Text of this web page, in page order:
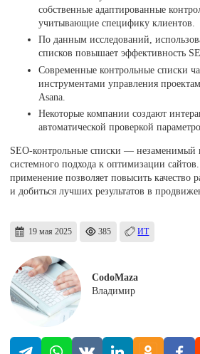
собственные адаптированные
учитывающие специфику клиентов.
По данным исследований,
списков повышает эффективность
Современные контрольные списки
инструментами управления
Asana.
Некоторые компании создают
автоматической проверкой
SEO-контрольные списки — незаменимый
системного подхода к оптимизации
применение позволяет повысить качество
и добиться лучших результатов в
19 мая 2025 385 ИТ
CodoMaza
Владимир